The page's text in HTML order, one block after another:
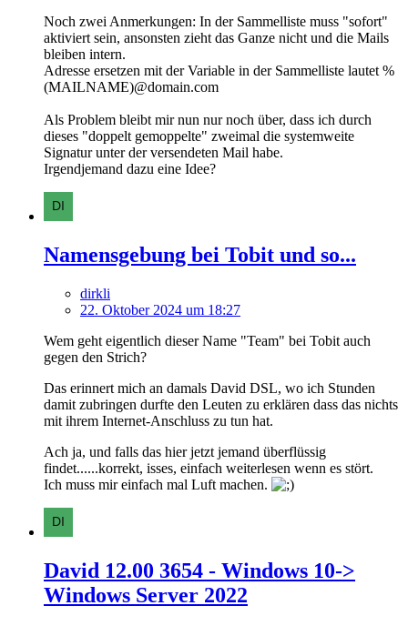
Noch zwei Anmerkungen: In der Sammelliste muss "sofort"
aktiviert sein, ansonsten zieht das Ganze nicht und die Mails
bleiben intern.
Adresse ersetzen mit der Variable in der Sammelliste lautet %
(MAILNAME)@domain.com
Als Problem bleibt mir nun nur noch über, dass ich durch
dieses "doppelt gemoppelte" zweimal die systemweite
Signatur unter der versendeten Mail habe.
Irgendjemand dazu eine Idee?
Namensgebung bei Tobit und so...
dirkli
22. Oktober 2024 um 18:27
Wem geht eigentlich dieser Name "Team" bei Tobit auch
gegen den Strich?
Das erinnert mich an damals David DSL, wo ich Stunden
damit zubringen durfte den Leuten zu erklären dass das nichts
mit ihrem Internet-Anschluss zu tun hat.
Ach ja, und falls das hier jetzt jemand überflüssig
findet......korrekt, isses, einfach weiterlesen wenn es stört.
Ich muss mir einfach mal Luft machen.
David 12.00 3654 - Windows 10->
Windows Server 2022